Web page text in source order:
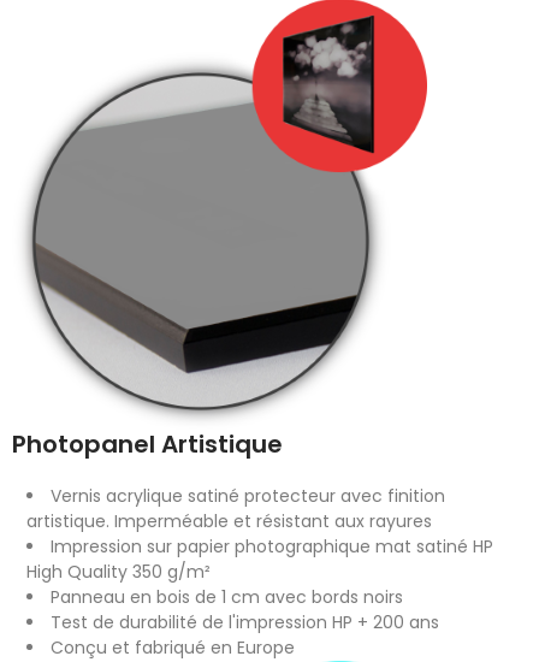
Photopanel Artistique
Vernis acrylique satiné protecteur avec finition
artistique. Imperméable et résistant aux rayures
Impression sur papier photographique mat satiné HP
High Quality 350 g/m²
Panneau en bois de 1 cm avec bords noirs
Test de durabilité de l'impression HP + 200 ans
Conçu et fabriqué en Europe